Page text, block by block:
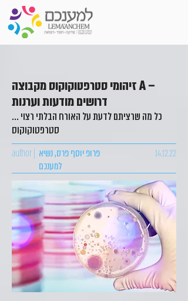
זיהומי סטרפטוקוקוס מקבוצה A –
דרושים מודעות וערנות
כל מה שרציתם לדעת על האורח הבלתי רצוי ...
סטרפטוקוקוס
author | פרופ יוסף פרס, נשיא
למענכם
14.12.22